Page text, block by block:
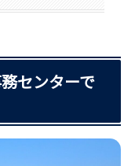
センターで